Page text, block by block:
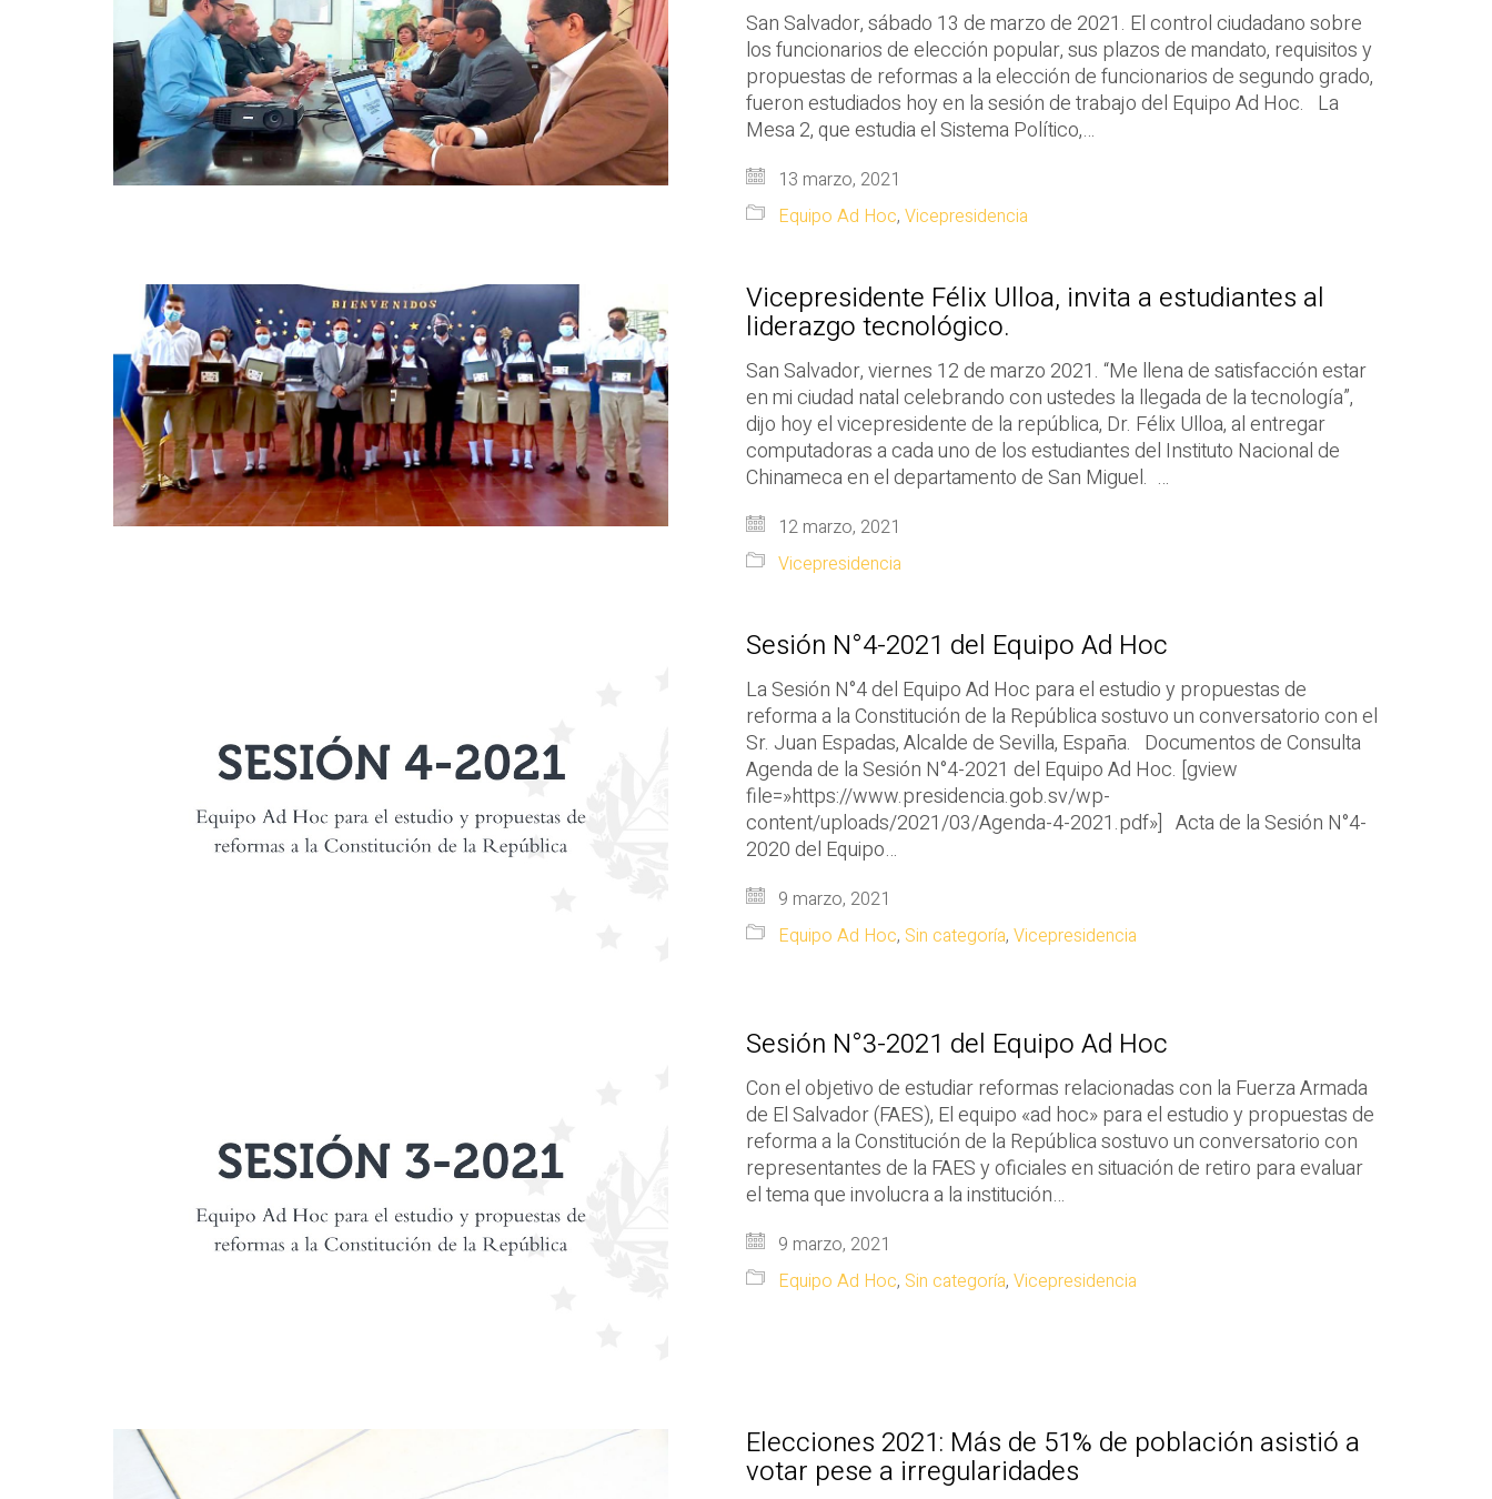
San Salvador, sábado 13 de marzo de 2021. El control ciudadano sobre
los funcionarios de elección popular, sus plazos de mandato, requisitos y
propuestas de reformas a la elección de funcionarios de segundo grado,
fueron estudiados hoy en la sesión de trabajo del Equipo Ad Hoc. La
Mesa 2, que estudia el Sistema Político,…
13 marzo, 2021
Equipo Ad Hoc, Vicepresidencia
Vicepresidente Félix Ulloa, invita a estudiantes al
liderazgo tecnológico.
San Salvador, viernes 12 de marzo 2021. “Me llena de satisfacción estar
en mi ciudad natal celebrando con ustedes la llegada de la tecnología”,
dijo hoy el vicepresidente de la república, Dr. Félix Ulloa, al entregar
computadoras a cada uno de los estudiantes del Instituto Nacional de
Chinameca en el departamento de San Miguel. …
12 marzo, 2021
Vicepresidencia
Sesión N°4-2021 del Equipo Ad Hoc
La Sesión N°4 del Equipo Ad Hoc para el estudio y propuestas de
reforma a la Constitución de la República sostuvo un conversatorio con el
Sr. Juan Espadas, Alcalde de Sevilla, España. Documentos de Consulta
Agenda de la Sesión N°4-2021 del Equipo Ad Hoc. [gview
file=»https://www.presidencia.gob.sv/wp-
content/uploads/2021/03/Agenda-4-2021.pdf»] Acta de la Sesión N°4-
2020 del Equipo…
9 marzo, 2021
Equipo Ad Hoc, Sin categoría, Vicepresidencia
Sesión N°3-2021 del Equipo Ad Hoc
Con el objetivo de estudiar reformas relacionadas con la Fuerza Armada
de El Salvador (FAES), El equipo «ad hoc» para el estudio y propuestas de
reforma a la Constitución de la República sostuvo un conversatorio con
representantes de la FAES y oficiales en situación de retiro para evaluar
el tema que involucra a la institución…
9 marzo, 2021
Equipo Ad Hoc, Sin categoría, Vicepresidencia
Elecciones 2021: Más de 51% de población asistió a
votar pese a irregularidades